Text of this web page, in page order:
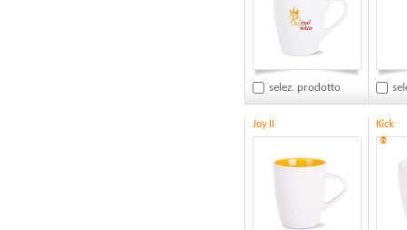
selez. prodotto
Joy II Kick
®